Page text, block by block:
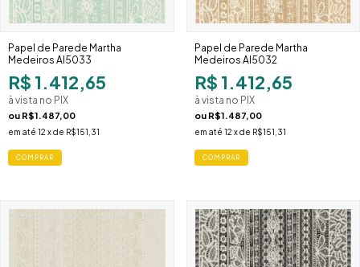
Papel de Parede Martha
Medeiros AI5033
R$ 1.412,65
à vista no PIX
ou R$1.487,00
em até 12 x de R$151,31
Papel de Parede Martha
Medeiros AI5032
R$ 1.412,65
à vista no PIX
ou R$1.487,00
em até 12 x de R$151,31